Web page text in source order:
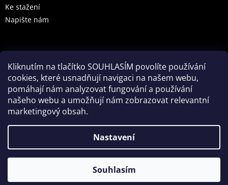
Kliknutím na tlačítko SOUHLASÍM povolíte používání
cookies, které usnadňují navigaci na našem webu,
pomáhají nám analyzovat fungování a používání
našeho webu a umožňují nám zobrazovat relevantní
marketingový obsah.
Nastavení
Souhlasím
Ke stažení
Napište nám
HLEDAT
Partner: Mega Creative
Tenesco s.r.o.. Všechna práva vyhrazena.